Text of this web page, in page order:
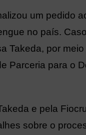
um pedido
no país.
Takeda, por
Parceria para o
e pela
sobre o